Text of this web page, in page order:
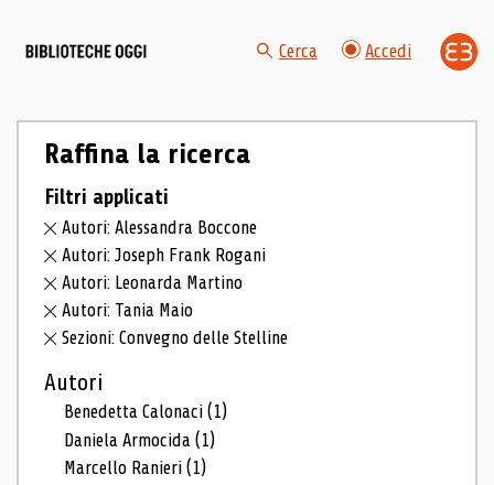
Cerca Accedi
Raffina la ricerca
Filtri applicati
Autori: Alessandra Boccone
Autori: Joseph Frank Rogani
Autori: Leonarda Martino
Autori: Tania Maio
Sezioni: Convegno delle Stelline
Autori
Benedetta Calonaci(1)
Daniela Armocida(1)
Marcello Ranieri(1)